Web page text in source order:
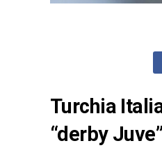
Turchia
“derby